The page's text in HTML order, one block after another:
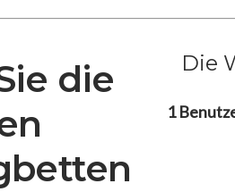
die
Die
1